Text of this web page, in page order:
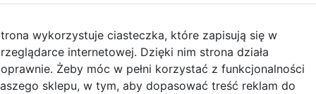
zgodności
Informacje o
wykorzystuje ciasteczka, które zapisują się w
internetowej. Dzięki nim strona działa
Żeby móc w pełni korzystać z funkcjonalności
sklepu, w tym, aby dopasować treść reklam do